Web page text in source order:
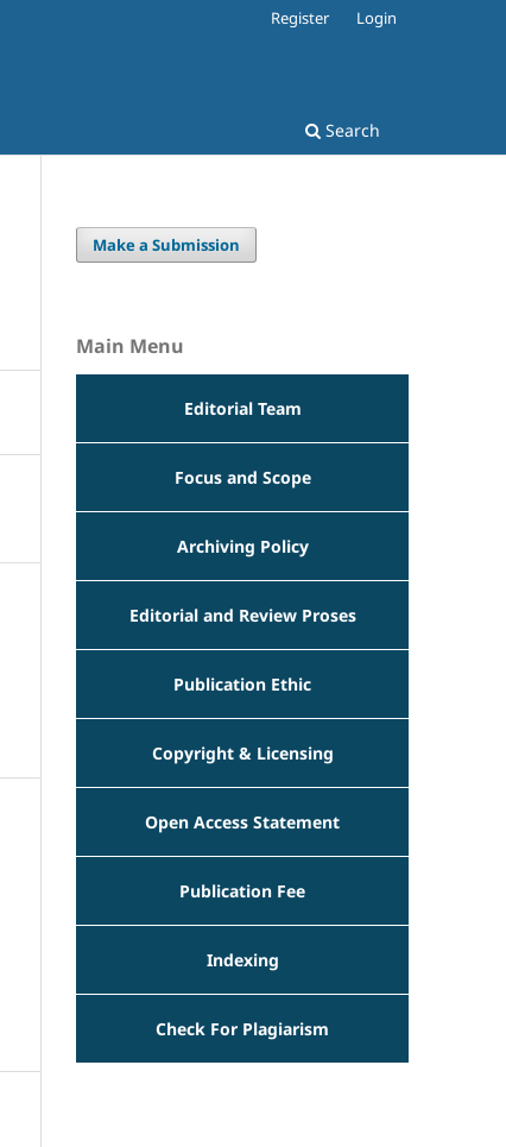
Search
Register Login
Make a Submission
Main Menu
Editorial Team
Focus and Scope
Archiving Policy
Editorial and Review Proses
Publication Ethic
Copyright & Licensing
Open Access Statement
Publication Fee
Indexing
Check For Plagiarism